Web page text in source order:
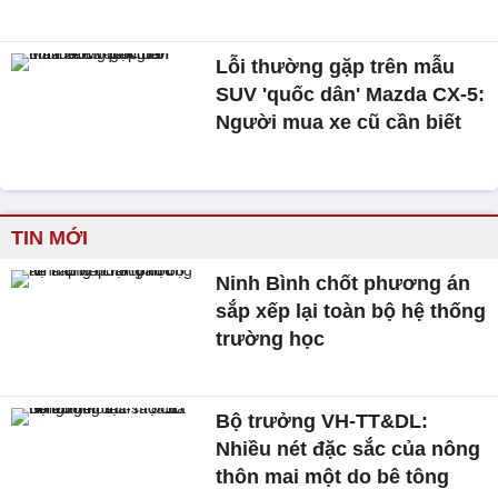
Lỗi thường gặp trên mẫu
SUV 'quốc dân' Mazda CX-5:
Người mua xe cũ cần biết
TIN MỚI
Ninh Bình chốt phương án
sắp xếp lại toàn bộ hệ thống
trường học
Bộ trưởng VH-TT&DL:
Nhiều nét đặc sắc của nông
thôn mai một do bê tông